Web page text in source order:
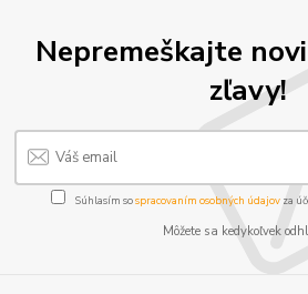
Nepremeškajte
zľavy!
Súhlasím sospracovaním osobných údajov za
Môžete sa kedykoľvek